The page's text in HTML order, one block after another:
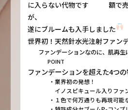
に入らない代物です
額で
が、
遂にブルームも入手しました
世界初！天然針水光注射ファン
ファンデーションなのに、肌再
POINT
ファンデーションを超えた4つ
・業界初の発想！
イノスピキュール入りファ
・１色で何万通りも再現可能